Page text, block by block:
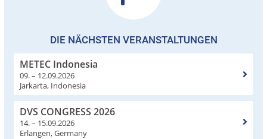
DIE NÄCHSTEN VERANSTALTUNGEN
METEC Indonesia
09. – 12.09.2026
Jarkarta, Indonesia
DVS CONGRESS 2026
14. – 15.09.2026
Erlangen, Germany